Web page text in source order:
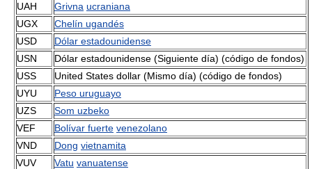
UAH
Grivna ucraniana
UGX
Chelín ugandés
USD
Dólar estadounidense
USN
Dólar estadounidense (Siguiente día) (código de fondos)
USS
United States dollar (Mismo día) (código de fondos)
UYU
Peso uruguayo
UZS
Som uzbeko
VEF
Bolívar fuerte venezolano
VND
Dong vietnamita
VUV
Vatu vanuatense